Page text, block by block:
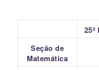
Seção de
Matemática